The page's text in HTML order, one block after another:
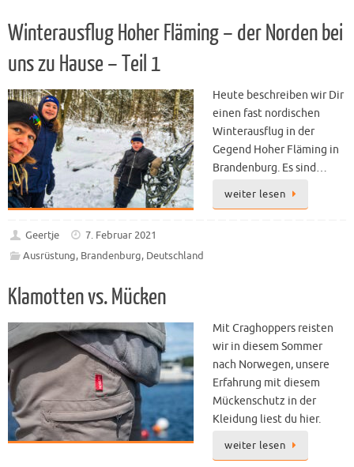
Winterausflug Hoher Fläming – der Norden bei
uns zu Hause – Teil 1
Heute beschreiben wir Dir
einen fast nordischen
Winterausflug in der
Gegend Hoher Fläming in
Brandenburg. Es sind…
weiter lesen
Geertje
7. Februar 2021
Ausrüstung, Brandenburg, Deutschland
Klamotten vs. Mücken
Mit Craghoppers reisten
wir in diesem Sommer
nach Norwegen, unsere
Erfahrung mit diesem
Mückenschutz in der
Kleidung liest du hier.
weiter lesen